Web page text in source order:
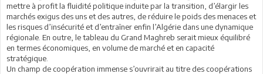
mettre à profit la fluidité politique induite par la transition, d’élargir les
marchés exigus des uns et des autres, de réduire le poids des menaces et
les risques d’insécurité et d’entraîner enfin l’Algérie dans une dynamique
régionale. En outre, le tableau du Grand Maghreb serait mieux équilibré
en termes économiques, en volume de marché et en capacité
stratégique.
Un champ de coopération immense s’ouvrirait au titre des coopérations